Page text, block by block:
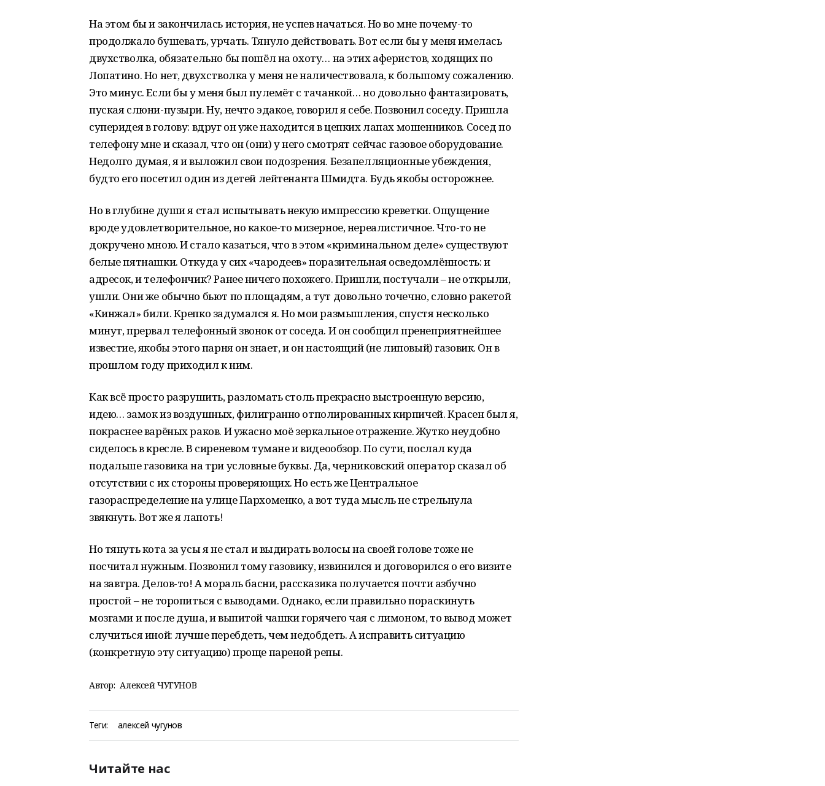
На этом бы и закончилась история, не успев начаться. Но во мне почему-то
продолжало бушевать, урчать. Тянуло действовать. Вот если бы у меня имелась
двухстволка, обязательно бы пошёл на охоту… на этих аферистов, ходящих по
Лопатино. Но нет, двухстволка у меня не наличествовала, к большому сожалению.
Это минус. Если бы у меня был пулемёт с тачанкой… но довольно фантазировать,
пуская слюни-пузыри. Ну, нечто эдакое, говорил я себе. Позвонил соседу. Пришла
суперидея в голову: вдруг он уже находится в цепких лапах мошенников. Сосед по
телефону мне и сказал, что он (они) у него смотрят сейчас газовое оборудование.
Недолго думая, я и выложил свои подозрения. Безапелляционные убеждения,
будто его посетил один из детей лейтенанта Шмидта. Будь якобы осторожнее.
Но в глубине души я стал испытывать некую импрессию креветки. Ощущение
вроде удовлетворительное, но какое-то мизерное, нереалистичное. Что-то не
докручено мною. И стало казаться, что в этом «криминальном деле» существуют
белые пятнашки. Откуда у сих «чародеев» поразительная осведомлённость: и
адресок, и телефончик? Ранее ничего похожего. Пришли, постучали – не открыли,
ушли. Они же обычно бьют по площадям, а тут довольно точечно, словно ракетой
«Кинжал» били. Крепко задумался я. Но мои размышления, спустя несколько
минут, прервал телефонный звонок от соседа. И он сообщил пренеприятнейшее
известие, якобы этого парня он знает, и он настоящий (не липовый) газовик. Он в
прошлом году приходил к ним.
Как всё просто разрушить, разломать столь прекрасно выстроенную версию,
идею… замок из воздушных, филигранно отполированных кирпичей. Красен был я,
покраснее варёных раков. И ужасно моё зеркальное отражение. Жутко неудобно
сиделось в кресле. В сиреневом тумане и видеообзор. По сути, послал куда
подальше газовика на три условные буквы. Да, черниковский оператор сказал об
отсутствии с их стороны проверяющих. Но есть же Центральное
газораспределение на улице Пархоменко, а вот туда мысль не стрельнула
звякнуть. Вот же я лапоть!
Но тянуть кота за усы я не стал и выдирать волосы на своей голове тоже не
посчитал нужным. Позвонил тому газовику, извинился и договорился о его визите
на завтра. Делов-то! А мораль басни, рассказика получается почти азбучно
простой – не торопиться с выводами. Однако, если правильно пораскинуть
мозгами и после душа, и выпитой чашки горячего чая с лимоном, то вывод может
случиться иной: лучше перебдеть, чем недобдеть. А исправить ситуацию
(конкретную эту ситуацию) проще пареной репы.
Автор: Алексей ЧУГУНОВ
Теги: алексей чугунов
Читайте нас